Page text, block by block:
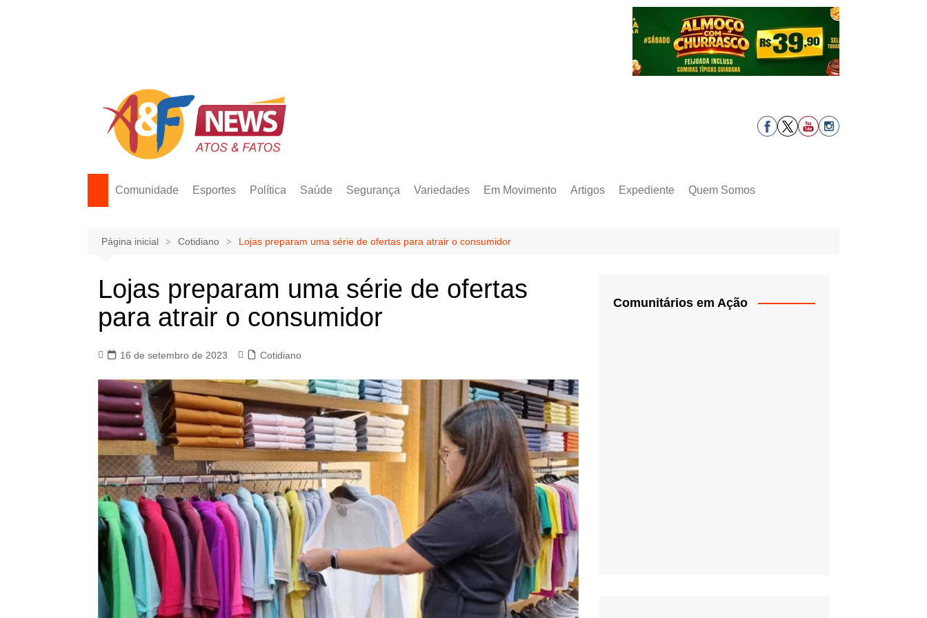
Comunidade Esportes Política Saúde Segurança Variedades Em Movimento Artigos Expediente Quem Somos
Página inicial Cotidiano Lojas preparam uma série de ofertas para atrair o consumidor
Lojas preparam uma série de ofertas
para atrair o consumidor
16 de setembro de 2023 Cotidiano
Comunitários em Ação